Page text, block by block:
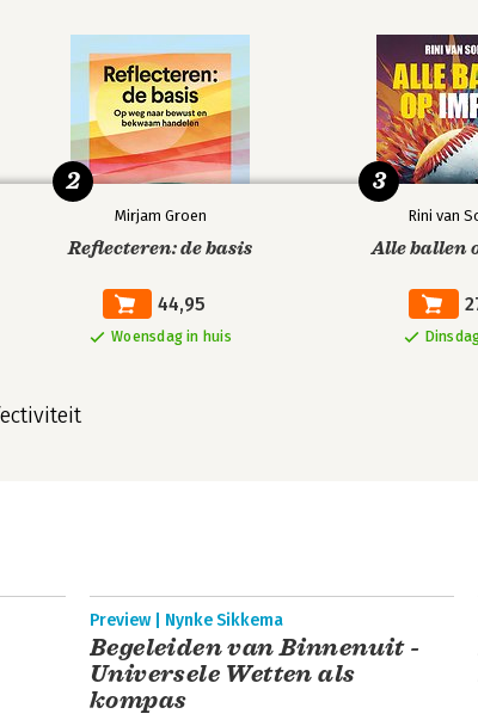
Mirjam Groen
Reflecteren: de basis
44,95
Woensdag in huis
2
Rini van
Alle ballen
3
Preview | Nynke Sikkema
Begeleiden van Binnenuit -
Universele Wetten als
kompas